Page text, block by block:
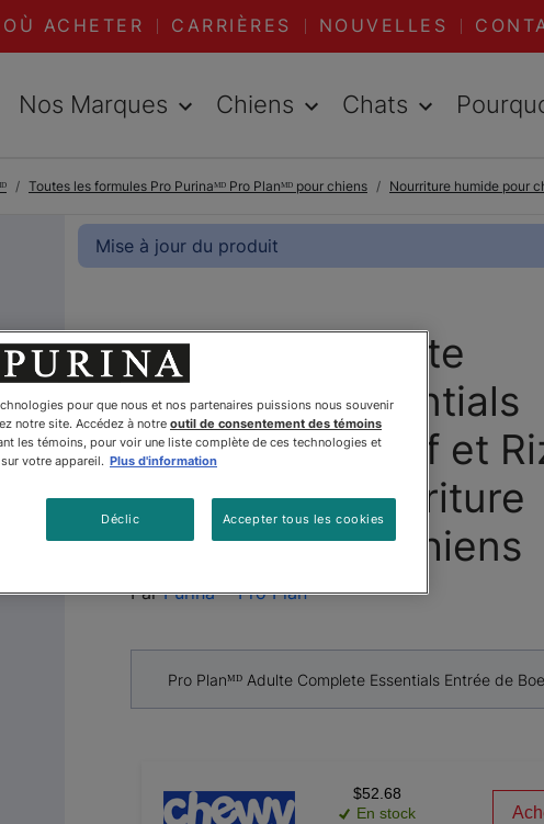
OÙ ACHETER CARRIÈRES NOUVELLES
Nos Marques Chiens Chats
Toutes les formules Pro Purinaᴹᴰ Pro Planᴹᴰ pour chiens Nourriture humide pour
Mise à jour du produit
Pro Planᴹᴰ Adulte
Complete Essentials
Entrée de Boeuf et
Classique Nourriture
Humide pour Chiens
Par Purinaᴹᴰ Pro Planᴹᴰ
Pro Planᴹᴰ Adulte Complete Essentials Entrée de
$52.68
En stock
pour que nous et nos partenaires puissions nous souvenir
notre site. Accédez à notre outil de consentement des témoins
les témoins, pour voir une liste complète de ces technologies et
votre appareil. Plus d'information
Déclic Accepter tous les cookies